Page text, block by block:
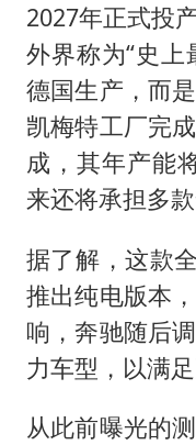
2027年正式投
外界称为“史上
德国生产，而
凯梅特工厂完
成，其年产能
来还将承担多
据了解，这款
推出纯电版本
响，奔驰随后
力车型，以满
从此前曝光的